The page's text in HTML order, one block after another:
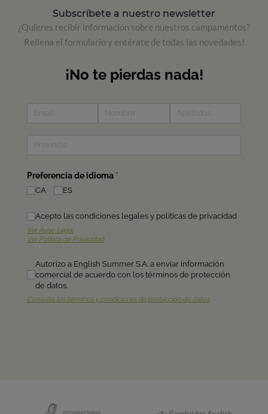
Subscríbete a nuestro newsletter
¿Quieres recibir información sobre nuestros campamentos?
Rellena el formulario y entérate de todas las novedades!